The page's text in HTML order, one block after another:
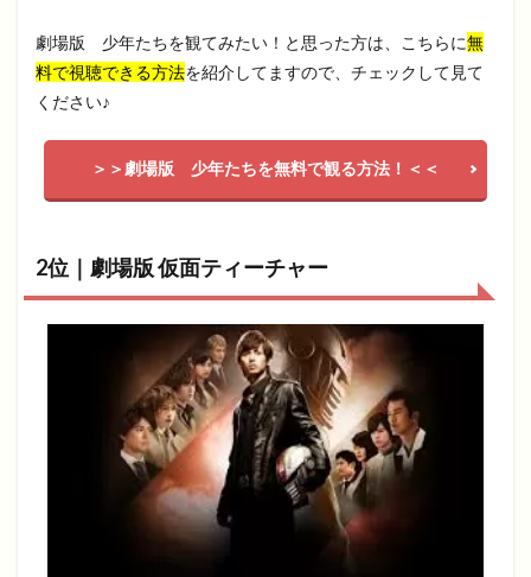
劇場版 少年たちを観てみたい！と思った方は、こちらに無
料で視聴できる方法を紹介してますので、チェックして見て
ください♪
＞＞劇場版 少年たちを無料で観る方法！＜＜
2位｜劇場版 仮面ティーチャー